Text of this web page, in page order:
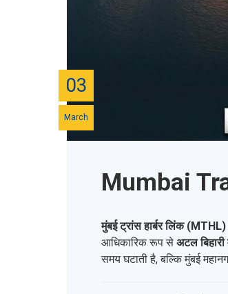
03
March
Mumbai
मुंबई ट्रांस हार्बर लिंक (MTHL)
आधिकारिक रूप से अटल
समय घटाती है, बल्कि मुंबई